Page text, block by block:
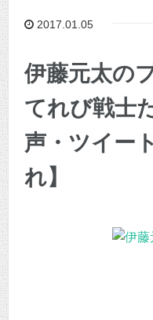
2017.01.05
伊藤元太の
てれび戦士
声・ツイー
れ】